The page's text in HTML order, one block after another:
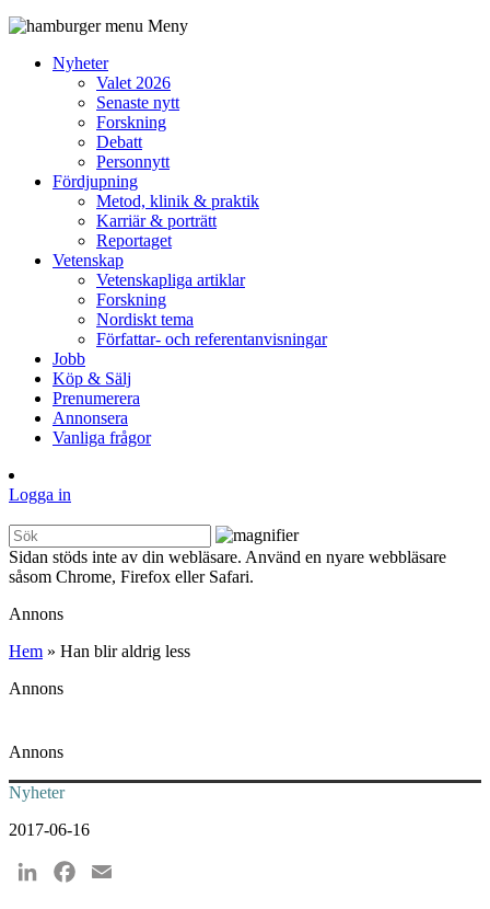
Meny
Nyheter
Valet 2026
Senaste nytt
Forskning
Debatt
Personnytt
Fördjupning
Metod, klinik & praktik
Karriär & porträtt
Reportaget
Vetenskap
Vetenskapliga artiklar
Forskning
Nordiskt tema
Författar- och referentanvisningar
Jobb
Köp & Sälj
Prenumerera
Annonsera
Vanliga frågor
Logga in
Sidan stöds inte av din webläsare. Använd en nyare webbläsare
såsom Chrome, Firefox eller Safari.
Annons
Hem » Han blir aldrig less
Annons
Annons
Nyheter
2017-06-16
LinkedInFacebook